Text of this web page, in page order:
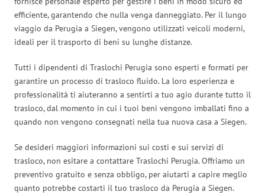
efficiente, garantendo che nulla venga danneggiato. Per il lungo
viaggio da Perugia a Siegen, vengono utilizzati veicoli moderni,
ideali per il trasporto di beni su lunghe distanze.
Tutti i dipendenti di Traslochi Perugia sono esperti e formati per
garantire un processo di trasloco fluido. La loro esperienza e
professionalità ti aiuteranno a sentirti a tuo agio durante tutto il
trasloco, dal momento in cui i tuoi beni vengono imballati fino a
quando non vengono consegnati nella tua nuova casa a Siegen.
Se desideri maggiori informazioni sui costi e sui servizi di
trasloco, non esitare a contattare Traslochi Perugia. Offriamo un
preventivo gratuito e senza obbligo, per aiutarti a capire meglio
quanto potrebbe costarti il tuo trasloco da Perugia a Siegen.